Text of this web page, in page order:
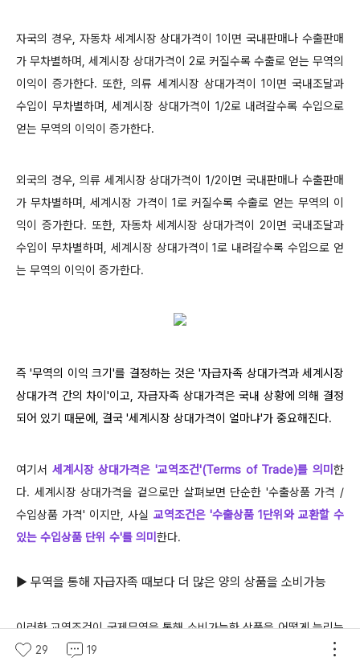
자국의 경우, 자동차 세계시장 상대가격이 1이면 국내판매나 수출판매
가 무차별하며, 세계시장 상대가격이 2로 커질수록 수출로 얻는 무역의
이익이 증가한다. 또한, 의류 세계시장 상대가격이 1이면 국내조달과
수입이 무차별하며, 세계시장 상대가격이 1/2로 내려갈수록 수입으로
얻는 무역의 이익이 증가한다.
외국의 경우, 의류 세계시장 상대가격이 1/2이면 국내판매나 수출판매
가 무차별하며, 세계시장 가격이 1로 커질수록 수출로 얻는 무역의 이
익이 증가한다. 또한, 자동차 세계시장 상대가격이 2이면 국내조달과
수입이 무차별하며, 세계시장 상대가격이 1로 내려갈수록 수입으로 얻
는 무역의 이익이 증가한다.
즉'무역의 이익 크기'를 결정하는 것은 '자급자족 상대가격과 세계시장
상대가격 간의 차이'이고, 자급자족 상대가격은 국내 상황에 의해 결정
되어 있기 때문에, 결국 '세계시장 상대가격이 얼마냐'가 중요해진다.
여기서 세계시장 상대가격은 '교역조건'(Terms of Trade)를 의미한
다. 세계시장 상대가격을 겉으로만 살펴보면 단순한 '수출상품 가격 /
수입상품 가격' 이지만, 사실 교역조건은 '수출상품 1단위와 교환할 수
있는 수입상품 단위 수'를 의미 한다.
▶ 무역을 통해 자급자족 때보다 더 많은 양의 상품을 소비가능
이러한 교역조건이 국제무역을 통해 소비가능한 상품을 어떻게 늘리는
지 알아보자.
29 19